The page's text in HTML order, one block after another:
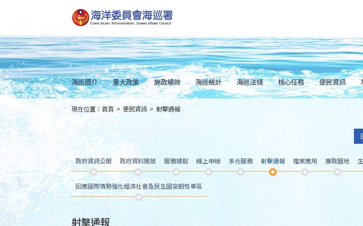
到
主
內
容
Skip
to
main
content
海巡簡介 重大政策 施政績效 海巡統計 海巡法規 核心任務 便民資訊
::: 現在位置： 首頁 > 便民資訊 > 射擊通報
政府資訊公開 政府資料開放 服務據點 線上申辦 多元服務 射擊通報 檔案應用 廉政園地
因應國際情勢強化經濟社會及民生國安韌性專區
射擊通報